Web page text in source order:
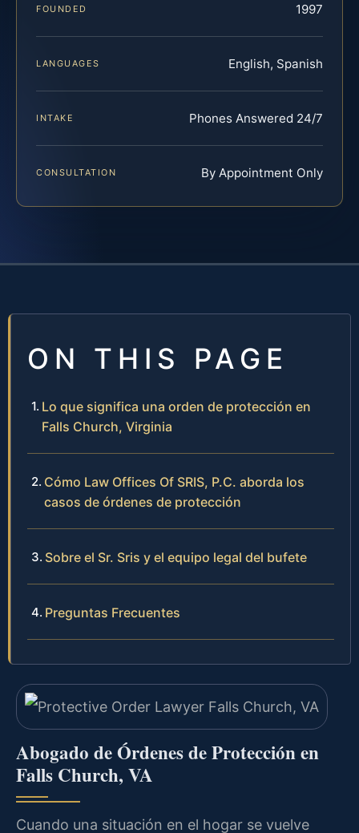
FOUNDED 1997
LANGUAGES English, Spanish
INTAKE Phones Answered 24/7
CONSULTATION By Appointment Only
ON THIS PAGE
Lo que significa una orden de protección en
Falls Church, Virginia
Cómo Law Offices Of SRIS, P.C. aborda los
casos de órdenes de protección
Sobre el Sr. Sris y el equipo legal del bufete
Preguntas Frecuentes
Abogado de Órdenes de Protección en
Falls Church, VA
Cuando una situación en el hogar se vuelve